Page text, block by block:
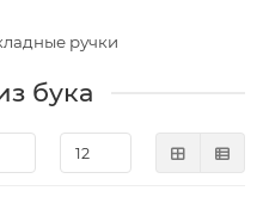
ручки
бука